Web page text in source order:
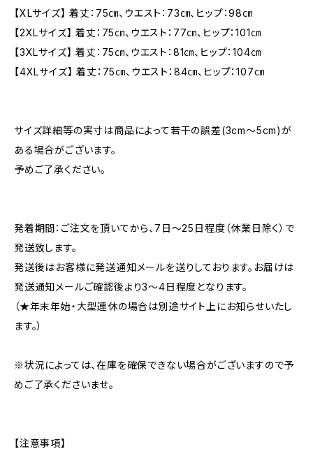
【XLサイズ】 着丈：75㎝、ウエスト：73㎝、ヒップ：98㎝
【2XLサイズ】 着丈：75㎝、ウエスト：77㎝、ヒップ：101㎝
【3XLサイズ】 着丈：75㎝、ウエスト：81㎝、ヒップ：104㎝
【4XLサイズ】 着丈：75㎝、ウエスト：84㎝、ヒップ：107㎝
サイズ詳細等の実寸は商品によって若干の誤差(3cm〜5cm)が
ある場合がございます。
予めご了承ください。
発着期間：ご注文を頂いてから、7日〜25日程度（休業日除く）で
発送致します。
発送後はお客様に発送通知メールを送りしております。お届けは
発送通知メールご確認後より3〜4日程度となります。
（★年末年始・大型連休の場合は別途サイト上にお知らせいたし
ます。）
※状況によっては、在庫を確保できない場合がございますので予
めご了承くださいませ。
【注意事項】